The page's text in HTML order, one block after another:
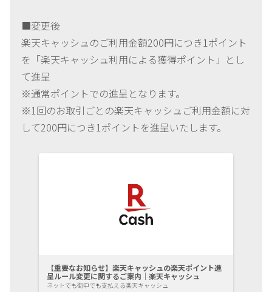
■変更後
楽天キャッシュのご利用金額200円につき1ポイント
を「楽天キャッシュ利用による獲得ポイント」とし
て進呈
※通常ポイントでの進呈となります。
※1回のお取引ごとの楽天キャッシュご利用金額に対
して200円につき1ポイントを進呈いたします。
【重要なお知らせ】楽天キャッシュの楽天ポイント進
呈ルール変更に関するご案内｜楽天キャッシュ
ネットでも街中でも支払える楽天キャッシュ